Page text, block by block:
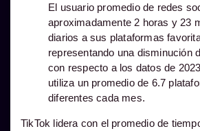
El usuario promedio de redes
aproximadamente 2 horas y 23
diarios a sus plataformas
representando una disminución
con respecto a los datos de
utiliza un promedio de 6.7
diferentes cada mes.
TikTok lidera con el promedio de